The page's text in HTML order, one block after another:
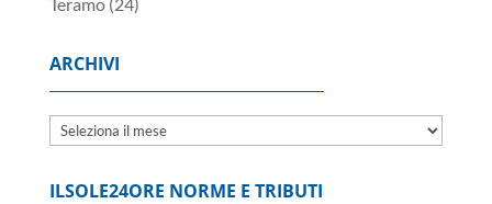
ARCHIVI
Archivi
ILSOLE24ORE NORME E TRIBUTI